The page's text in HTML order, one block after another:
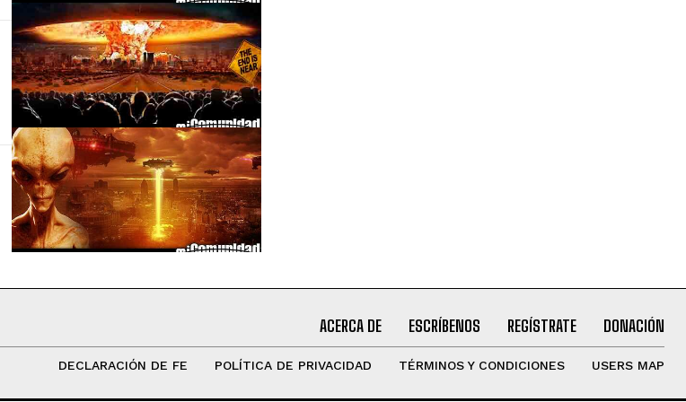
ACERCA DE ESCRÍBENOS REGÍSTRATE DONACIÓN
DECLARACIÓN DE FE POLÍTICA DE PRIVACIDAD TÉRMINOS Y CONDICIONES USERS MAP